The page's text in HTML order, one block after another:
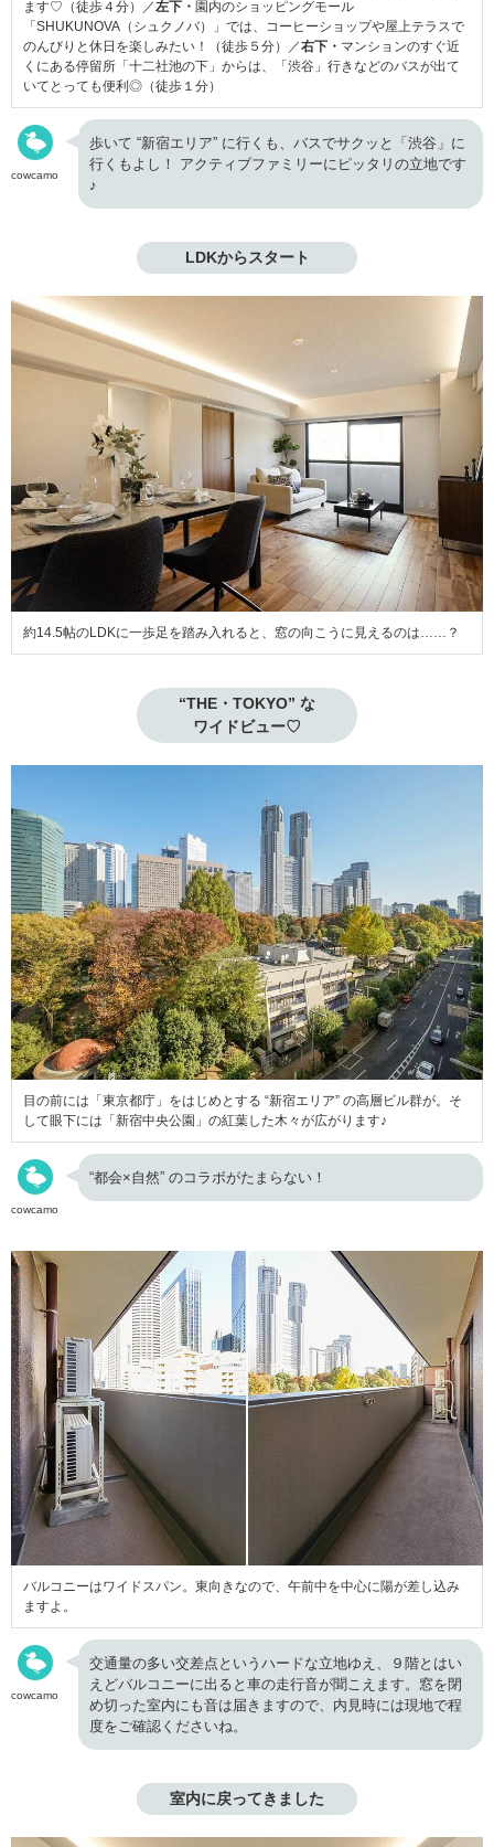
ます♡（徒歩４分）／左下・ 園内のショッピングモール
「SHUKUNOVA（シュクノバ）」では、コーヒーショップや屋上テラスで
のんびりと休日を楽しみたい！（徒歩５分）／右下・ マンションのすぐ近
くにある停留所「十二社池の下」からは、「渋谷」行きなどのバスが出て
いてとっても便利◎（徒歩１分）
cowcamo
歩いて “新宿エリア” に行くも、バスでサクッと「渋谷」に
行くもよし！ アクティブファミリーにピッタリの立地です
♪
LDKからスタート
約14.5帖のLDKに一歩足を踏み入れると、窓の向こうに見えるのは……？
“THE・TOKYO” な
ワイドビュー♡
目の前には「東京都庁」をはじめとする “新宿エリア” の高層ビル群が。そ
して眼下には「新宿中央公園」の紅葉した木々が広がります♪
cowcamo
“都会×自然” のコラボがたまらない！
バルコニーはワイドスパン。東向きなので、午前中を中心に陽が差し込み
ますよ。
cowcamo
交通量の多い交差点というハードな立地ゆえ、９階とはい
えどバルコニーに出ると車の走行音が聞こえます。窓を閉
め切った室内にも音は届きますので、内見時には現地で程
度をご確認くださいね。
室内に戻ってきました